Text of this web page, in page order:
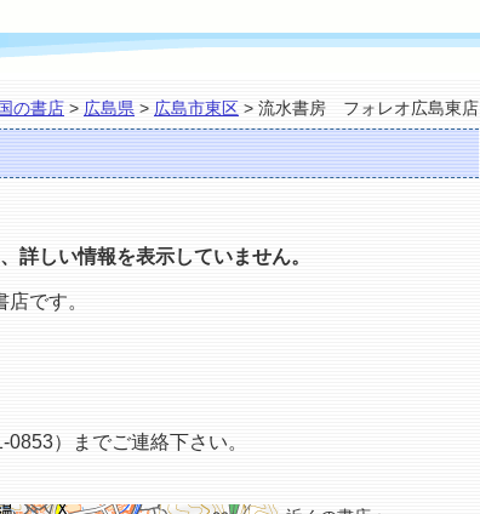
の書店 > 広島県 > 広島市東区 > 流水書房 フォレオ広島東店
詳しい情報を表示していません。
です。
）までご連絡下さい。